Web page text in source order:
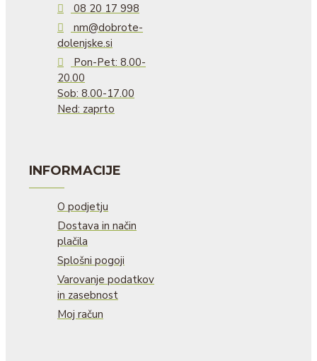
08 20 17 998
nm@dobrote-
dolenjske.si
Pon-Pet: 8.00-
20.00
Sob: 8.00-17.00
Ned: zaprto
INFORMACIJE
O podjetju
Dostava in način
plačila
Splošni pogoji
Varovanje podatkov
in zasebnost
Moj račun